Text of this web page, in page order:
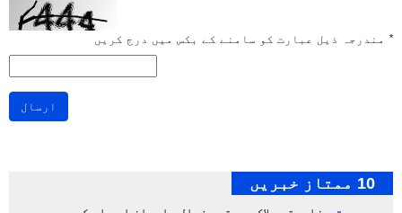
* مندرجہ ذیل عبارت کو سامنے کے بکس میں درج کریں
ارسال
10 ممتاز خبریں